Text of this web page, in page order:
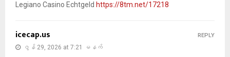
Legiano Casino Echtgeld https://8tm.net/17218
icecap.us
ဇွန် 29, 2026 at 7:21 မနက်
REPLY